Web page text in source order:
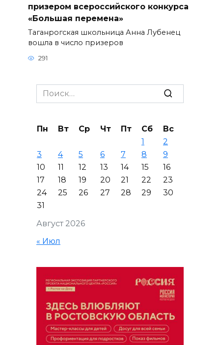
призером всероссийского конкурса
«Большая перемена»
Таганрогская школьница Анна Лубенец
вошла в число призеров
291
Search
for:
Август 2026
Пн Вт Ср Чт Пт Сб
Вс
1
2
3
4 5 6 7 8
9
10
11 12 13 14 15
16
17
18 19 20 21 22
23
24
25 26 27 28 29
30
31
« Июл